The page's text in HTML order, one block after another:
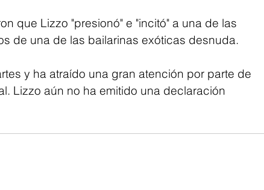
que Lizzo "presionó" e "incitó" a una de las
de una de las bailarinas exóticas desnuda.
y ha atraído una gran atención por parte de
Lizzo aún no ha emitido una declaración